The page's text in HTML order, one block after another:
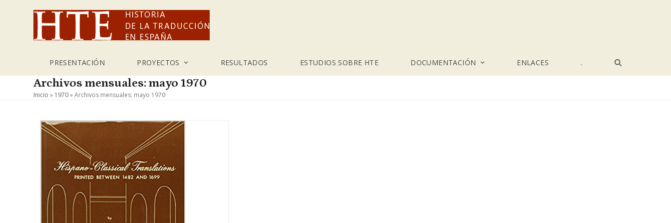
PRESENTACIÓN PROYECTOS RESULTADOS ESTUDIOS SOBRE HTE DOCUMENTACIÓN ENLACES .
Archivos mensuales: mayo 1970
Inicio » 1970»Archivos mensuales: mayo 1970